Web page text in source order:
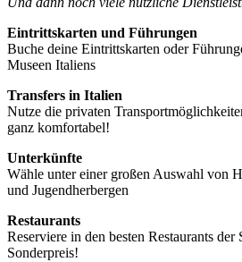
Eintrittskarten und Führungen
Buche deine Eintrittskarten oder
Museen Italiens
Transfers in Italien
Nutze die privaten
ganz komfortabel!
Unterkünfte
Wähle unter einer großen Auswahl von
und Jugendherbergen
Restaurants
Reserviere in den besten Restaurants der
Sonderpreis!